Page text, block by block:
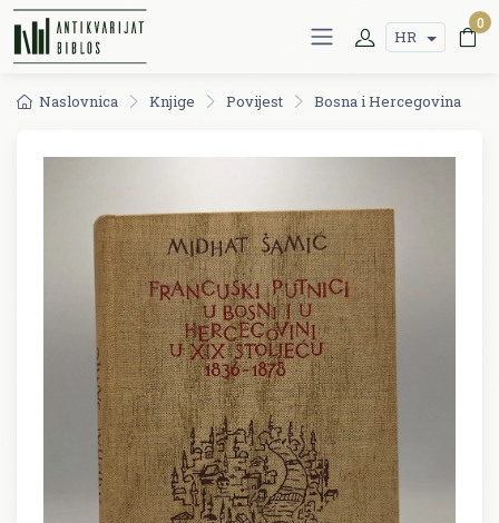
HR
0
Naslovnica Knjige Povijest Bosna i Hercegovina